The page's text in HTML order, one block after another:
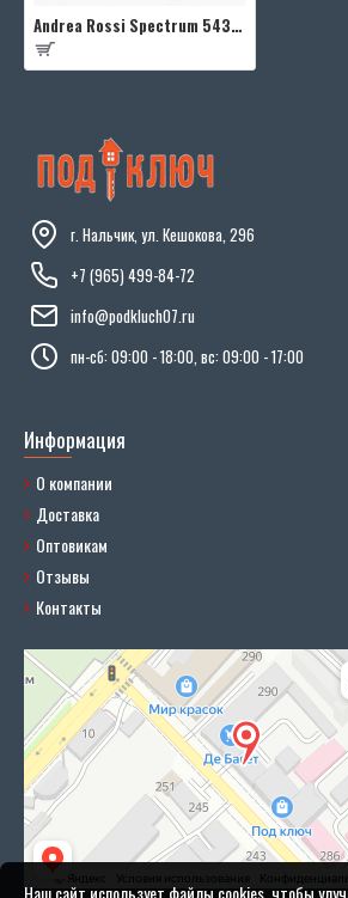
Andrea Rossi Spectrum 54337-1
г. Нальчик, ул. Кешокова, 296
+7 (965) 499-84-72
info@podkluch07.ru
пн-сб: 09:00 - 18:00, вс: 09:00 - 17:00
Информация
О компании
Доставка
Оптовикам
Отзывы
Контакты
Наш сайт использует файлы cookies, чтобы